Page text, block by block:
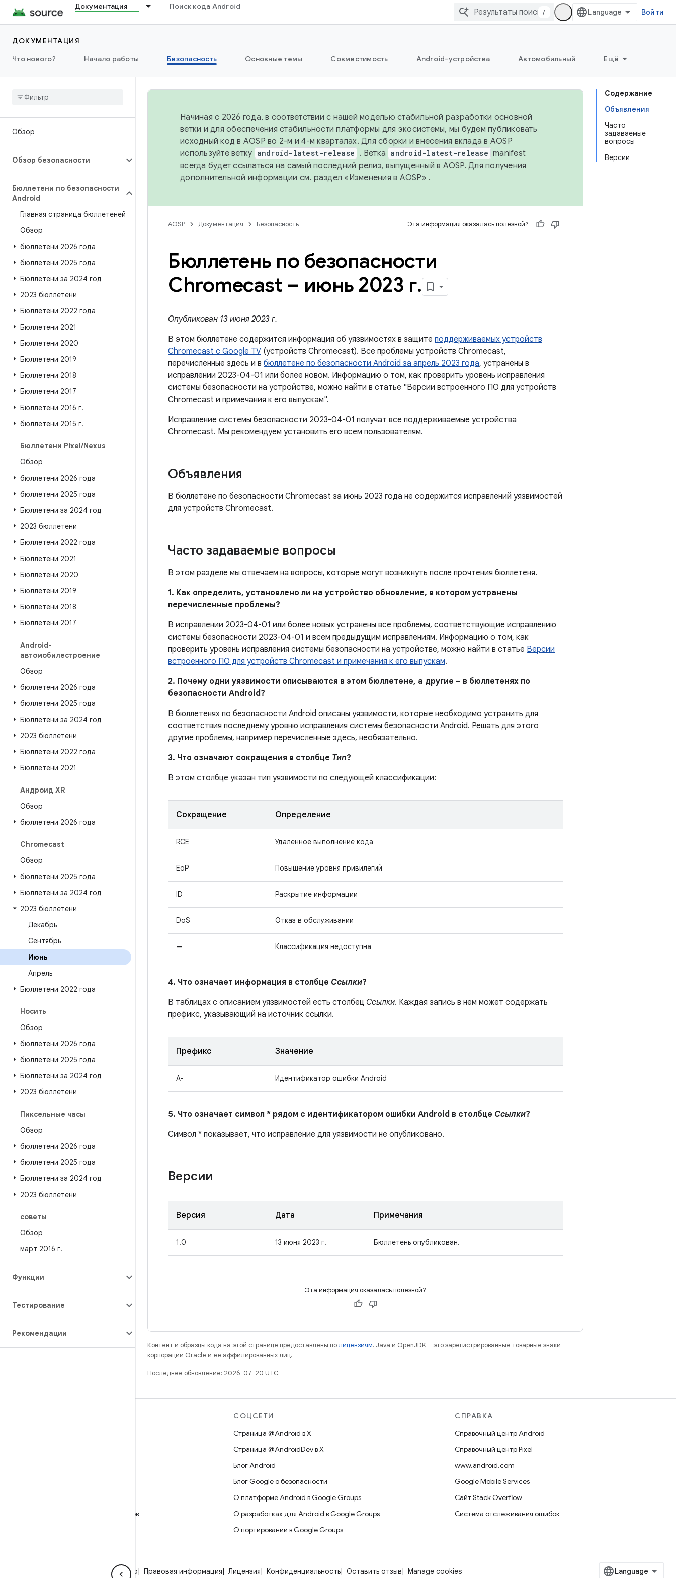
Документация Поиск кода Android
/ Войти
ДОКУМЕНТАЦИЯ
Что нового?
Начало работы Безопасность Основные темы Совместимость Android-устройства Автомобильный Ещё
Обзор
Обзор безопасности
Бюллетени по безопасности
Android
Главная страница бюллетеней
Обзор
бюллетени 2026 года
бюллетени 2025 года
Бюллетени за 2024 год
2023 бюллетени
Бюллетени 2022 года
Бюллетени 2021
Бюллетени 2020
Бюллетени 2019
Бюллетени 2018
Бюллетени 2017
Бюллетени 2016 г.
бюллетени 2015 г.
Бюллетени Pixel/Nexus
Обзор
бюллетени 2026 года
бюллетени 2025 года
Бюллетени за 2024 год
2023 бюллетени
Бюллетени 2022 года
Бюллетени 2021
Бюллетени 2020
Бюллетени 2019
Бюллетени 2018
Бюллетени 2017
Android-
автомобилестроение
Обзор
бюллетени 2026 года
бюллетени 2025 года
Бюллетени за 2024 год
2023 бюллетени
Бюллетени 2022 года
Бюллетени 2021
Андроид XR
Обзор
бюллетени 2026 года
Chromecast
Обзор
бюллетени 2025 года
Бюллетени за 2024 год
2023 бюллетени
Декабрь
Сентябрь
Июнь
Апрель
Бюллетени 2022 года
Носить
Обзор
бюллетени 2026 года
бюллетени 2025 года
Бюллетени за 2024 год
2023 бюллетени
Пиксельные часы
Обзор
бюллетени 2026 года
бюллетени 2025 года
Бюллетени за 2024 год
2023 бюллетени
советы
Обзор
март 2016 г.
Функции
Тестирование
Рекомендации
Содержание
Объявления
Часто
задаваемые
вопросы
Версии
Начиная с 2026 года, в соответствии с нашей моделью стабильной разработки основной
ветки и для обеспечения стабильности платформы для экосистемы, мы будем публиковать
исходный код в AOSP во 2-м и 4-м кварталах. Для сборки и внесения вклада в AOSP
используйте ветку android-latest-release . Ветка android-latest-release manifest
всегда будет ссылаться на самый последний релиз, выпущенный в AOSP. Для получения
дополнительной информации см. раздел «Изменения в AOSP» .
AOSP Документация Безопасность Эта информация оказалась полезной?
Бюллетень по безопасности
Chromecast – июнь 2023 г.
Опубликован 13 июня 2023 г.
В этом бюллетене содержится информация об уязвимостях в защите поддерживаемых устройств
Chromecast с Google TV (устройств Chromecast). Все проблемы устройств Chromecast,
перечисленные здесь и в бюллетене по безопасности Android за апрель 2023 года, устранены в
исправлении 2023-04-01 или более новом. Информацию о том, как проверить уровень исправления
системы безопасности на устройстве, можно найти в статье "Версии встроенного ПО для устройств
Chromecast и примечания к его выпускам".
Исправление системы безопасности 2023-04-01 получат все поддерживаемые устройства
Chromecast. Мы рекомендуем установить его всем пользователям.
Объявления
В бюллетене по безопасности Chromecast за июнь 2023 года не содержится исправлений уязвимостей
для устройств Chromecast.
Часто задаваемые вопросы
В этом разделе мы отвечаем на вопросы, которые могут возникнуть после прочтения бюллетеня.
1. Как определить, установлено ли на устройство обновление, в котором устранены
перечисленные проблемы?
В исправлении 2023-04-01 или более новых устранены все проблемы, соответствующие исправлению
системы безопасности 2023-04-01 и всем предыдущим исправлениям. Информацию о том, как
проверить уровень исправления системы безопасности на устройстве, можно найти в статье Версии
встроенного ПО для устройств Chromecast и примечания к его выпускам.
2. Почему одни уязвимости описываются в этом бюллетене, а другие – в бюллетенях по
безопасности Android?
В бюллетенях по безопасности Android описаны уязвимости, которые необходимо устранить для
соответствия последнему уровню исправления системы безопасности Android. Решать для этого
другие проблемы, например перечисленные здесь, необязательно.
3. Что означают сокращения в столбце Тип?
В этом столбце указан тип уязвимости по следующей классификации:
Сокращение Определение
RCE Удаленное выполнение кода
EoP Повышение уровня привилегий
ID Раскрытие информации
DoS Отказ в обслуживании
— Классификация недоступна
4. Что означает информация в столбце Ссылки?
В таблицах с описанием уязвимостей есть столбец Ссылки. Каждая запись в нем может содержать
префикс, указывающий на источник ссылки.
Префикс Значение
A- Идентификатор ошибки Android
5. Что означает символ * рядом с идентификатором ошибки Android в столбце Ссылки?
Символ * показывает, что исправление для уязвимости не опубликовано.
Версии
Версия Дата Примечания
1.0 13 июня 2023 г. Бюллетень опубликован.
Эта информация оказалась полезной?
Контент и образцы кода на этой странице предоставлены полицензиям. Java и OpenJDK – это зарегистрированные товарные знаки
корпорации Oracle и ее аффилированных лиц.
Последнее обновление: 2026-07-20 UTC.
Драйверы в виде исполняемых файлов
СОЦСЕТИ
Страница @Android в X
Страница @AndroidDev в X
Блог Android
Блог Google о безопасности
О платформе Android в Google Groups
О разработках для Android в Google Groups
О портировании в Google Groups
СПРАВКА
Справочный центр Android
Справочный центр Pixel
www.android.com
Google Mobile Services
Сайт Stack Overflow
Система отслеживания ошибок
Сообщество Правовая информация Лицензия Конфиденциальность Оставить отзыв Manage cookies